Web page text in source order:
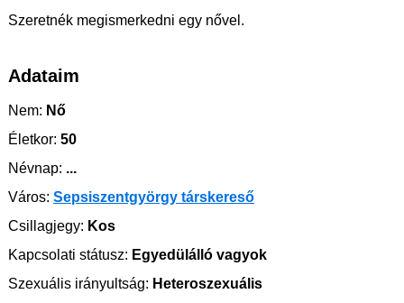
Szeretnék megismerkedni egy nővel.
Adataim
Nem: Nő
Életkor: 50
Névnap: ...
Város: Sepsiszentgyörgy társkereső
Csillagjegy: Kos
Kapcsolati státusz: Egyedülálló vagyok
Szexuális irányultság: Heteroszexuális